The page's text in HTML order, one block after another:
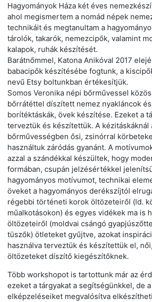
Hagyományok Háza két éves
ahol megismertem a nomád népek
technikáit és megtanultam a
tárolók, takarók, nemezcipők, valamint
kalapok, ruhák készítését.
Barátnőmmel, Katona Anikóval 2017
babacipők készítésébe fogtunk, a
nevű Etsy boltunkban értékesítjük.
Somos Veronika népi bőrművessel
bőrrátéttel díszített nemez nyakláncok
borítéktáskák, övek készítése. Ezeket a
terveztük és készítettük. A kézitáskáknál
bőrművességben ősi, zsinórral
használtuk záródás gyanánt. A
azzal a szándékkal készültek, hogy
formában, csupán jelzésértékkel
hagyományos motívumot, technikai
öveket a hagyományos derékszíjtól
régebbi történeti korok öltözeteiről (ld.
műalkotásokon) és egyes vidékek ma is
öltözeteiről (moldvai csángó
tüszők) ötleteket gyűjtve, azokat
használva terveztük és készítettük el,
öltözeteket díszítő kiegészítőknek.
Több workshopot is tartottunk már az
ezeket a tárgyakat a segítségünkkel, de
elképzeléseiket megvalósítva